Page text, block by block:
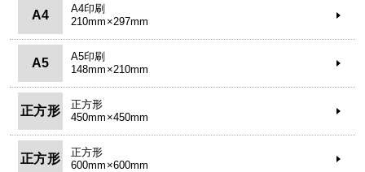
A4
A4印刷
210mm×297mm
A5
A5印刷
148mm×210mm
正方形
正方形
450mm×450mm
正方形
正方形
600mm×600mm